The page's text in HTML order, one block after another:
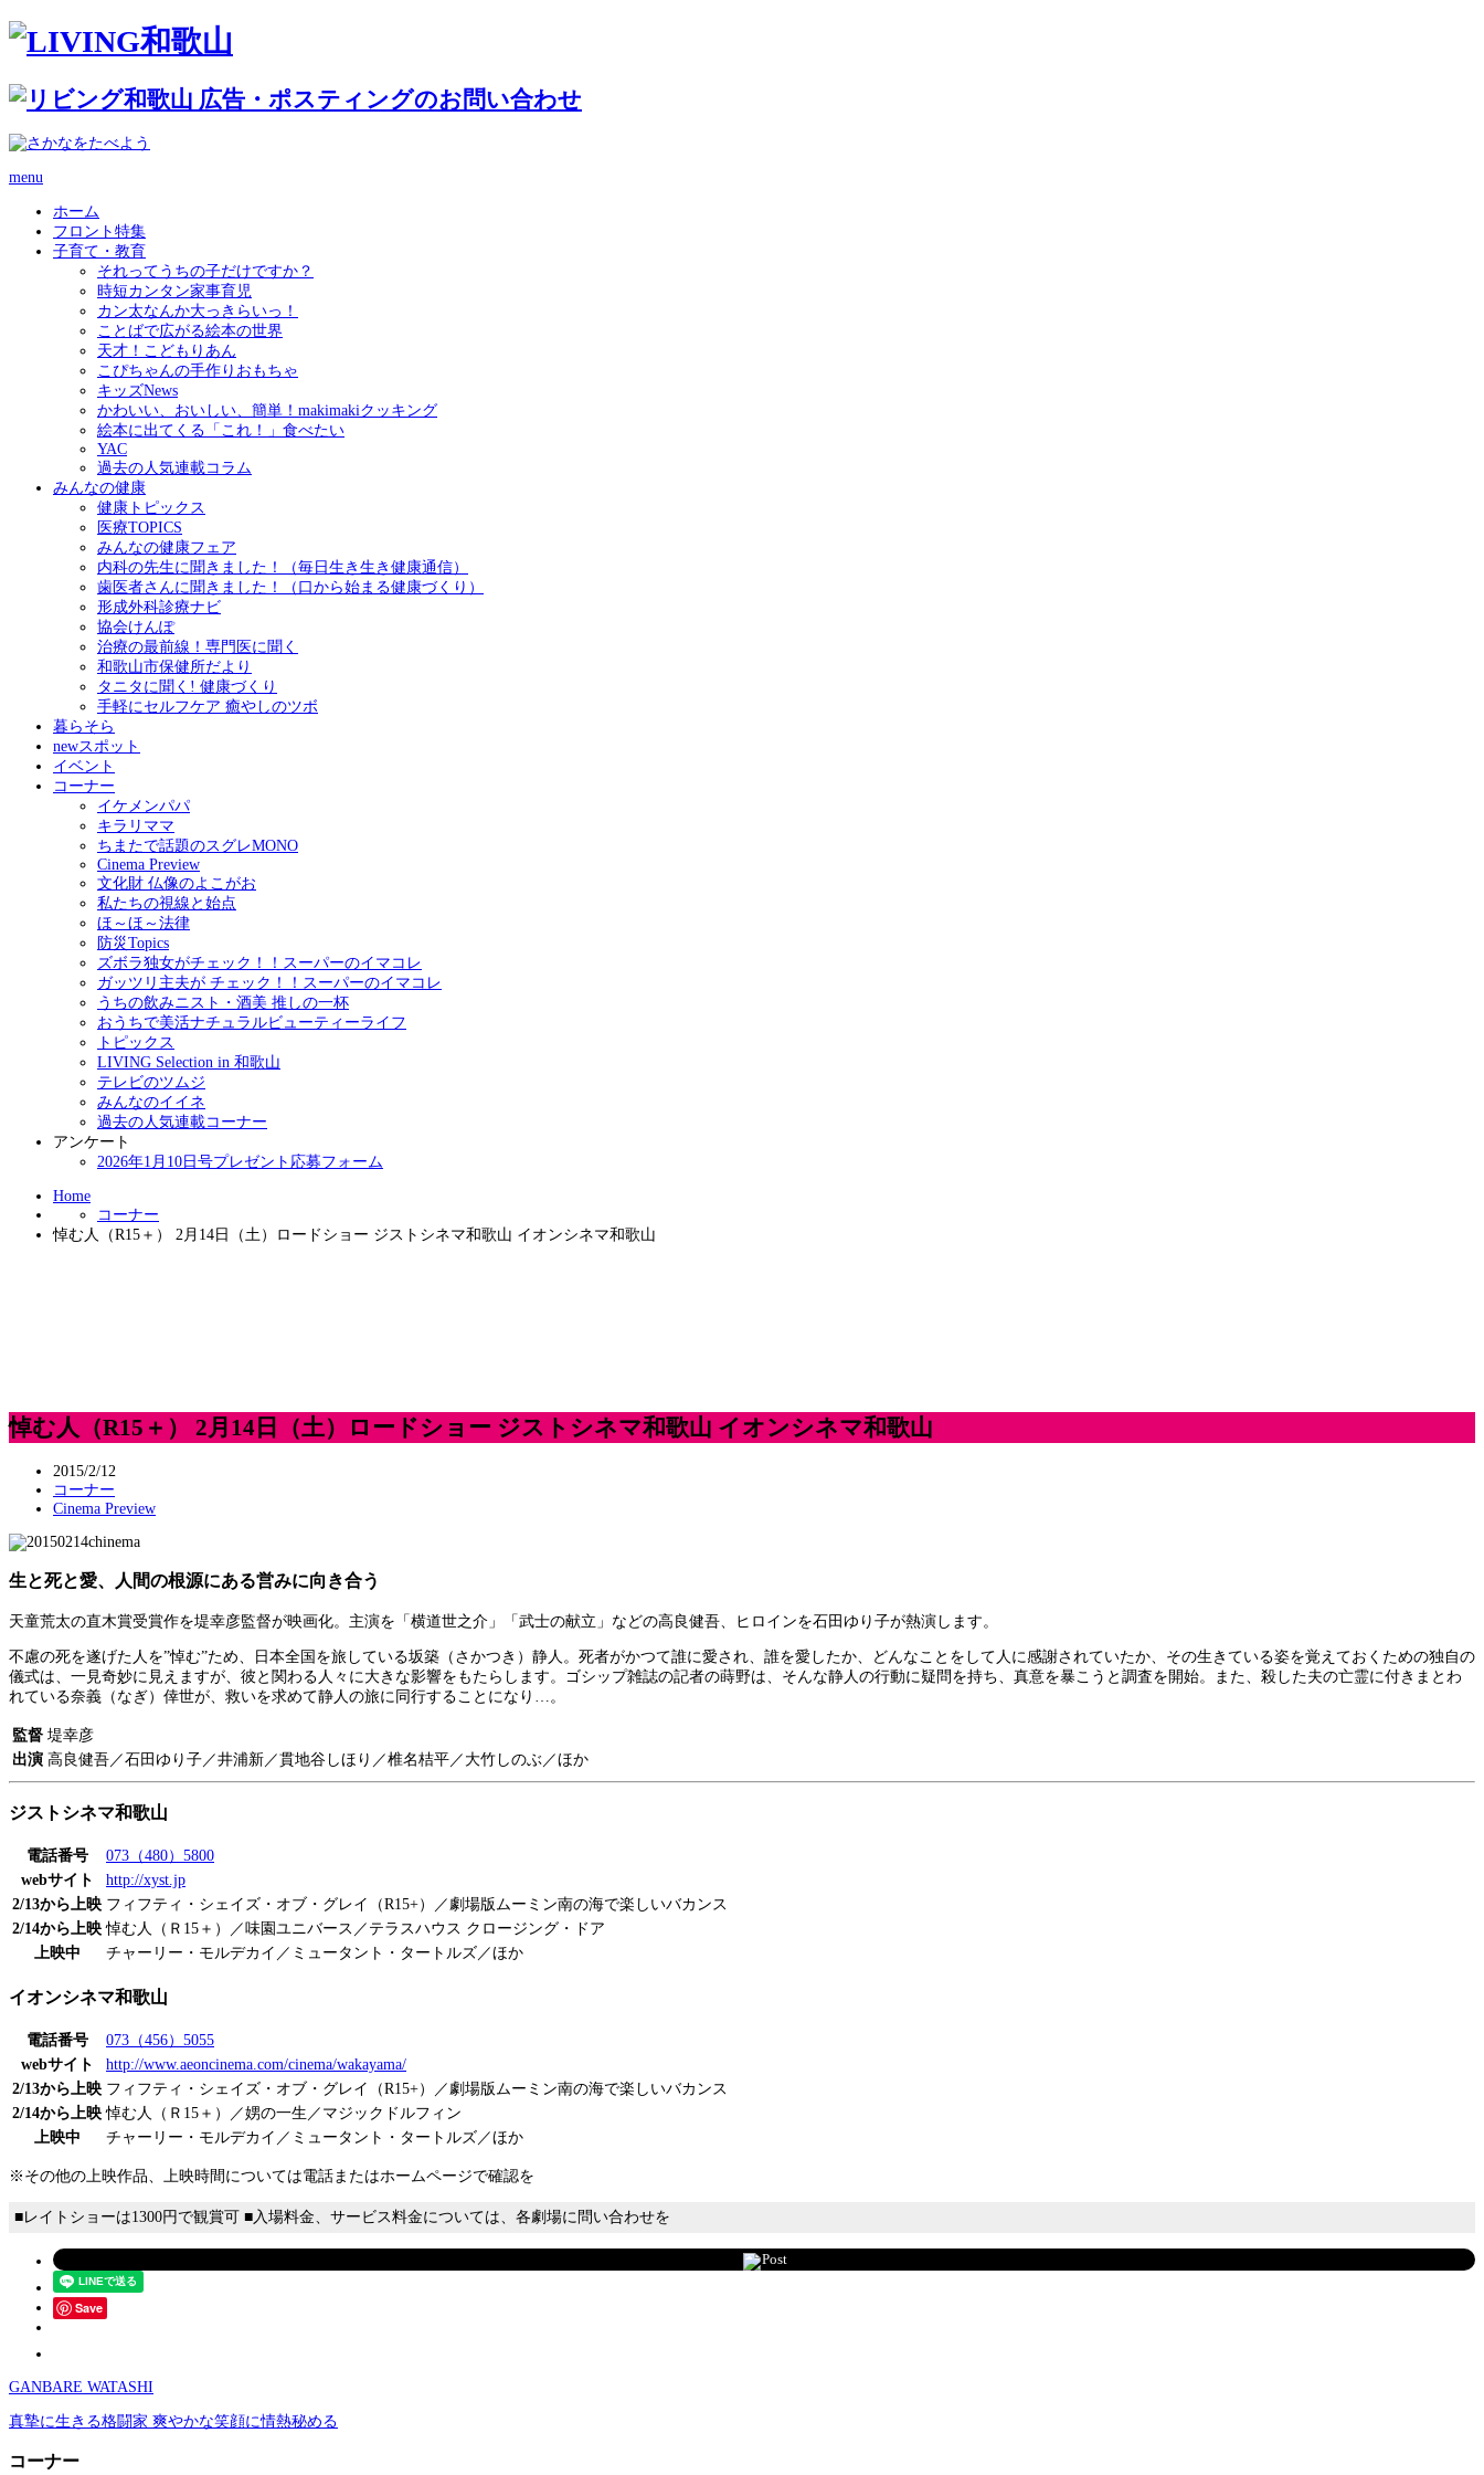
menu
ホーム
フロント特集
子育て・教育
それってうちの子だけですか？
時短カンタン家事育児
カン太なんか大っきらいっ！
ことばで広がる絵本の世界
天才！こどもりあん
こぴちゃんの手作りおもちゃ
キッズNews
かわいい、おいしい、簡単！makimakiクッキング
絵本に出てくる「これ！」食べたい
YAC
過去の人気連載コラム
みんなの健康
健康トピックス
医療TOPICS
みんなの健康フェア
内科の先生に聞きました！（毎日生き生き健康通信）
歯医者さんに聞きました！（口から始まる健康づくり）
形成外科診療ナビ
協会けんぽ
治療の最前線！専門医に聞く
和歌山市保健所だより
タニタに聞く! 健康づくり
手軽にセルフケア 癒やしのツボ
暮らそら
newスポット
イベント
コーナー
イケメンパパ
キラリママ
ちまたで話題のスグレMONO
Cinema Preview
文化財 仏像のよこがお
私たちの視線と始点
ほ～ほ～法律
防災Topics
ズボラ独女がチェック！！スーパーのイマコレ
ガッツリ主夫が チェック！！スーパーのイマコレ
うちの飲みニスト・酒美 推しの一杯
おうちで美活ナチュラルビューティーライフ
トピックス
LIVING Selection in 和歌山
テレビのツムジ
みんなのイイネ
過去の人気連載コーナー
アンケート
2026年1月10日号プレゼント応募フォーム
Home
コーナー
悼む人（R15＋） 2月14日（土）ロードショー ジストシネマ和歌山 イオンシネマ和歌山
悼む人（R15＋） 2月14日（土）ロードショー ジストシネマ和歌山 イオンシネマ和歌山
2015/2/12
コーナー
Cinema Preview
生と死と愛、人間の根源にある営みに向き合う
天童荒太の直木賞受賞作を堤幸彦監督が映画化。主演を「横道世之介」「武士の献立」などの高良健吾、ヒロインを石田ゆり子が熱演します。
不慮の死を遂げた人を”悼む”ため、日本全国を旅している坂築（さかつき）静人。死者がかつて誰に愛され、誰を愛したか、どんなことをして人に感謝されていたか、その生きている姿を覚えておくための独自の
儀式は、一見奇妙に見えますが、彼と関わる人々に大きな影響をもたらします。ゴシップ雑誌の記者の蒔野は、そんな静人の行動に疑問を持ち、真意を暴こうと調査を開始。また、殺した夫の亡霊に付きまとわ
れている奈義（なぎ）倖世が、救いを求めて静人の旅に同行することになり…。
監督 堤幸彦
出演 高良健吾／石田ゆり子／井浦新／貫地谷しほり／椎名桔平／大竹しのぶ／ほか
ジストシネマ和歌山
電話番号
073（480）5800
webサイト
http://xyst.jp
2/13から上映 フィフティ・シェイズ・オブ・グレイ（R15+）／劇場版ムーミン南の海で楽しいバカンス
2/14から上映 悼む人（Ｒ15＋）／味園ユニバース／テラスハウス クロージング・ドア
上映中
チャーリー・モルデカイ／ミュータント・タートルズ／ほか
イオンシネマ和歌山
電話番号
073（456）5055
webサイト
http://www.aeoncinema.com/cinema/wakayama/
2/13から上映 フィフティ・シェイズ・オブ・グレイ（R15+）／劇場版ムーミン南の海で楽しいバカンス
2/14から上映 悼む人（Ｒ15＋）／娚の一生／マジックドルフィン
上映中
チャーリー・モルデカイ／ミュータント・タートルズ／ほか
※その他の上映作品、上映時間については電話またはホームページで確認を
■レイトショーは1300円で観賞可 ■入場料金、サービス料金については、各劇場に問い合わせを
Post
Save
GANBARE WATASHI
真摯に生きる格闘家 爽やかな笑顔に情熱秘める
コーナー